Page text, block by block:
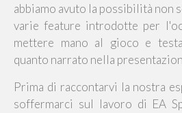
abbiamo avuto la possibilità non
varie feature introdotte per
mettere mano al gioco e
quanto narrato nella
Prima di raccontarvi la nostra
soffermarci sul lavoro di EA